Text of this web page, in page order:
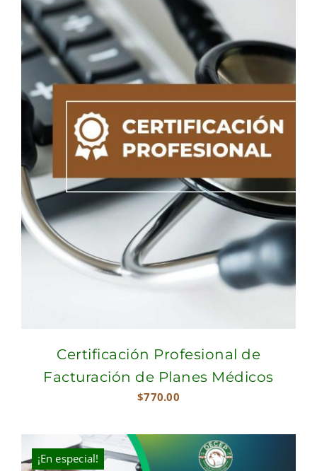
Certificación Profesional de
Facturación de Planes Médicos
$770.00
¡En especial!